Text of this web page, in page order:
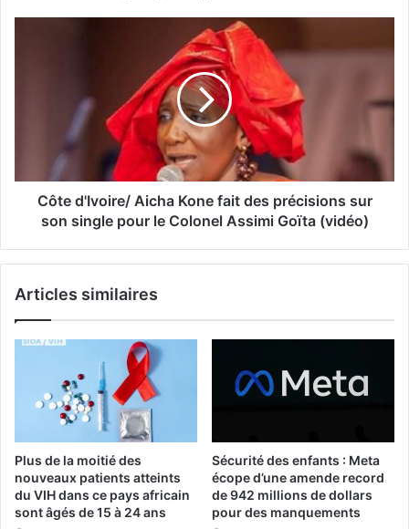
Côte d'Ivoire/ Aicha Kone fait des précisions sur
son single pour le Colonel Assimi Goïta (vidéo)
Articles similaires
Plus de la moitié des
nouveaux patients atteints
du VIH dans ce pays africain
sont âgés de 15 à 24 ans
Sécurité des enfants : Meta
écope d’une amende record
de 942 millions de dollars
pour des manquements